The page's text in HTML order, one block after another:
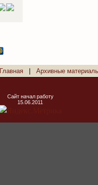
Главная Архивные
Сайт начал работу
15.06.2011